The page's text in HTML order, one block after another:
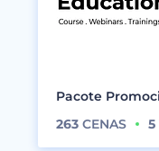
Pacote
263 CENAS 5